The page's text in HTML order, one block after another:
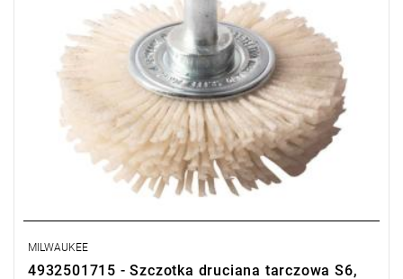
MILWAUKEE
4932501715 - Szczotka druciana tarczowa S6,